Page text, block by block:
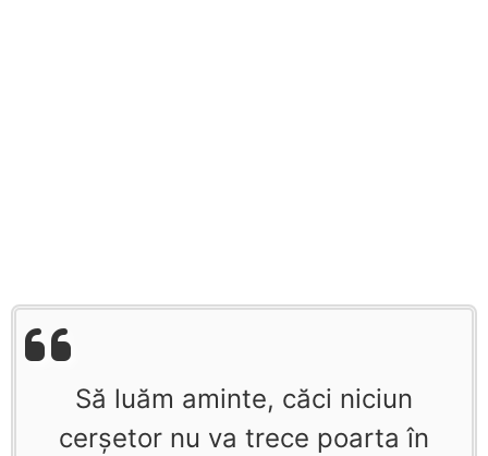
Să luăm aminte, căci niciun
cerşetor nu va trece poarta în